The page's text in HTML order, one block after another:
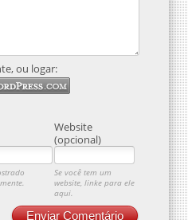
ou logar:
Website
(opcional)
Se você tem um
website, linke para ele
aqui.
Enviar Comentário